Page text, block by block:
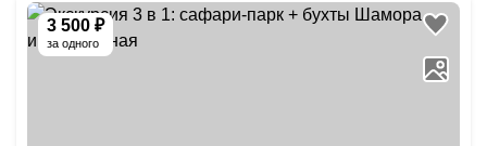
3 500 ₽
за одного